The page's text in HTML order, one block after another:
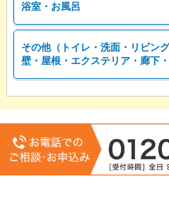
浴室・お風呂
その他（トイレ・洗面・リビン
壁・屋根・エクステリア・廊下・